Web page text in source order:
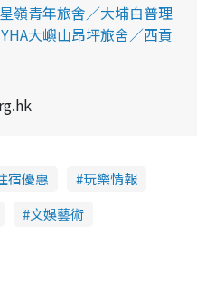
嶺青年旅舍／大埔白普理
大嶼山昂坪旅舍／西貢
宿優惠
玩樂情報
文娛藝術